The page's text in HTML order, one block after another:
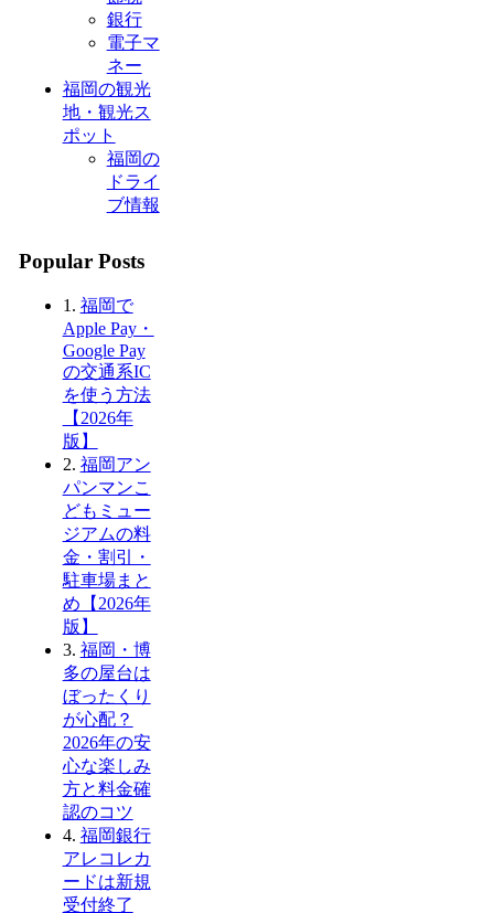
銀行
電子マ
ネー
福岡の観光
地・観光ス
ポット
福岡の
ドライ
ブ情報
Popular Posts
1. 福岡で
Apple Pay・
Google Pay
の交通系IC
を使う方法
【2026年
版】
2. 福岡アン
パンマンこ
どもミュー
ジアムの料
金・割引・
駐車場まと
め【2026年
版】
3. 福岡・博
多の屋台は
ぼったくり
が心配？
2026年の安
心な楽しみ
方と料金確
認のコツ
4. 福岡銀行
アレコレカ
ードは新規
受付終了